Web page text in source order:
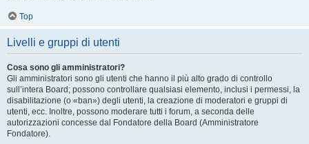
Top
Livelli e gruppi di utenti
Cosa sono gli amministratori?
Gli amministratori sono gli utenti che hanno il più alto grado di controllo
sull’intera Board; possono controllare qualsiasi elemento, inclusi i permessi, la
disabilitazione (o «ban») degli utenti, la creazione di moderatori e gruppi di
utenti, ecc. Inoltre, possono moderare tutti i forum, a seconda delle
autorizzazioni concesse dal Fondatore della Board (Amministratore
Fondatore).